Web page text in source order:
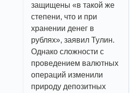
защищены «в такой же
степени, что и при
хранении денег в
рублях», заявил Тулин.
Однако сложности с
проведением валютных
операций изменили
природу депозитных